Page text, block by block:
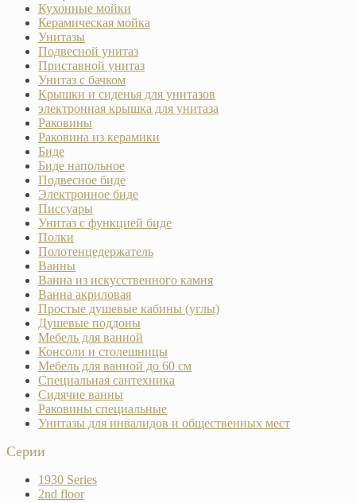
Кухонные мойки
Керамическая мойка
Унитазы
Подвесной унитаз
Приставной унитаз
Унитаз с бачком
Крышки и сиденья для унитазов
электронная крышка для унитаза
Раковины
Раковина из керамики
Биде
Биде напольное
Подвесное биде
Электронное биде
Писсуары
Унитаз с функцией биде
Полки
Полотенцедержатель
Ванны
Ванна из искусственного камня
Ванна акриловая
Простые душевые кабины (углы)
Душевые поддоны
Мебель для ванной
Консоли и столешницы
Мебель для ванной до 60 см
Специальная сантехника
Сидячие ванны
Раковины специальные
Унитазы для инвалидов и общественных мест
Серии
1930 Series
2nd floor